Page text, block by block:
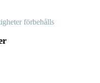
förbehålls